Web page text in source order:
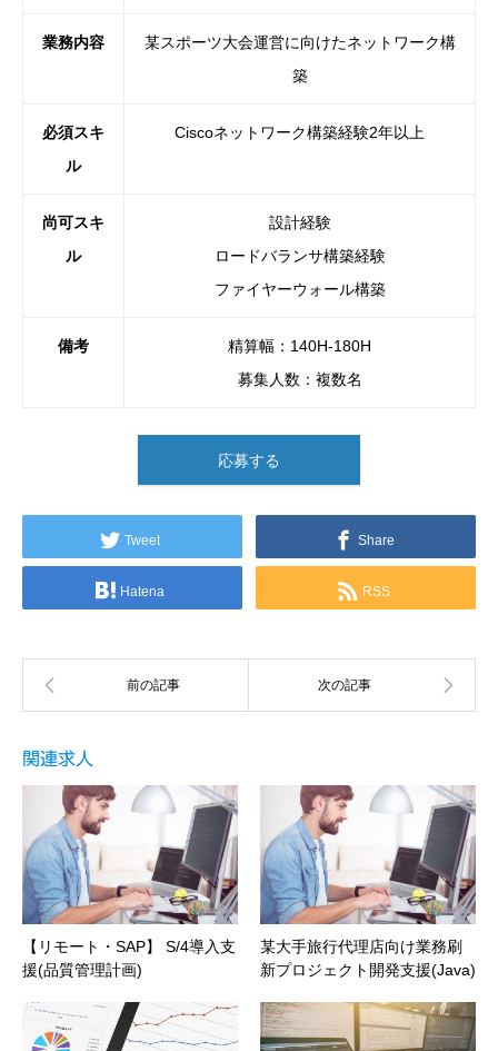
業務内容
某スポーツ大会運営に向けたネットワーク構
築
必須スキ
ル
Ciscoネットワーク構築経験2年以上
尚可スキ
ル
設計経験
ロードバランサ構築経験
ファイヤーウォール構築
備考
精算幅：140H-180H
募集人数：複数名
応募する
Tweet Share
Hatena RSS
関連求人
【リモート・SAP】 S/4導入支
援(品質管理計画)
某大手旅行代理店向け業務刷
新プロジェクト開発支援(Java)